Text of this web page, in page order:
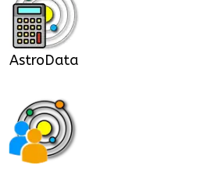
AstroData